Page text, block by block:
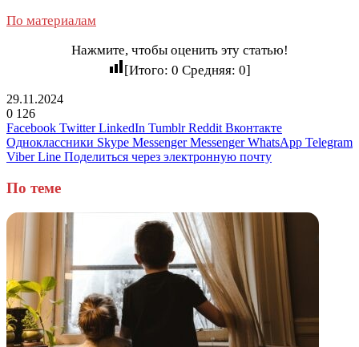
По материалам
Нажмите, чтобы оценить эту статью!
[Итого: 0 Средняя: 0]
29.11.2024
0 126
Facebook Twitter LinkedIn Tumblr Reddit Вконтакте
Одноклассники Skype Messenger Messenger WhatsApp Telegram
Viber Line Поделиться через электронную почту
По теме